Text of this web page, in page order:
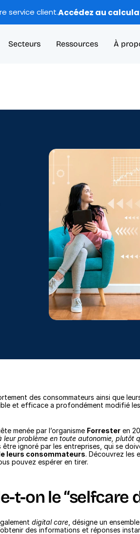
service client.Accédez au
Secteurs Ressources À
des consommateurs ainsi que
et efficace a profondément modifié
menée par l’organisme Forrester en
leur problème en toute autonomie, plutôt
ignoré par les entreprises, qui se
leurs consommateurs. Découvrez les
pouvez espérer en tirer.
t-on le “selfcare
digital care , désigne un
des informations et réponses